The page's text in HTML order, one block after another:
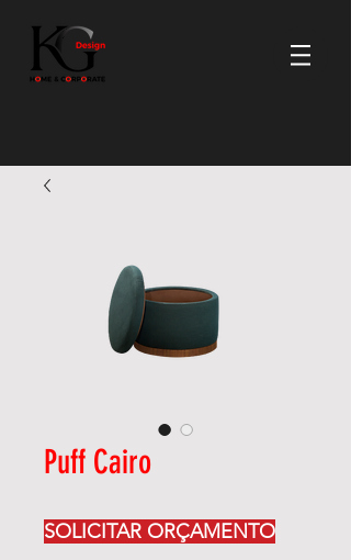
Puff Cairo
SOLICITAR ORÇAMENTO